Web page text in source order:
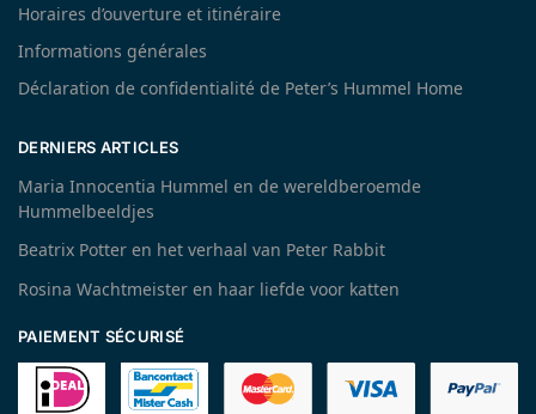
Horaires d’ouverture et itinéraire
Informations générales
Déclaration de confidentialité de Peter’s Hummel Home
DERNIERS ARTICLES
Maria Innocentia Hummel en de wereldberoemde
Hummelbeeldjes
Beatrix Potter en het verhaal van Peter Rabbit
Rosina Wachtmeister en haar liefde voor katten
PAIEMENT SÉCURISÉ